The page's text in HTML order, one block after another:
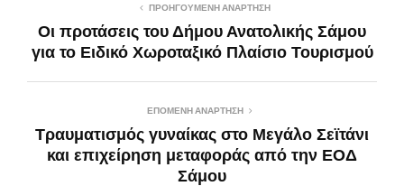
ΠΡΟΗΓΟΎΜΕΝΗ ΑΝΆΡΤΗΣΗ
Οι προτάσεις του Δήμου Ανατολικής Σάμου
για το Ειδικό Χωροταξικό Πλαίσιο Τουρισμού
ΕΠΌΜΕΝΗ ΑΝΆΡΤΗΣΗ
Τραυματισμός γυναίκας στο Μεγάλο Σεϊτάνι
και επιχείρηση μεταφοράς από την ΕΟΔ
Σάμου